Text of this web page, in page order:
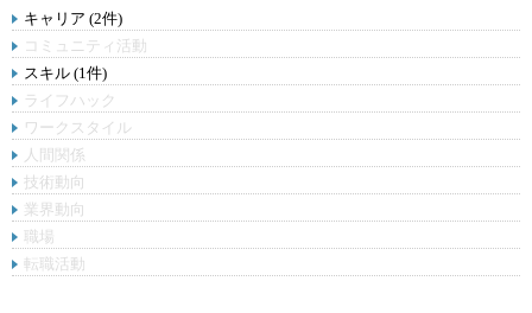
キャリア (2件)
コミュニティ活動
スキル (1件)
ライフハック
ワークスタイル
人間関係
技術動向
業界動向
職場
転職活動